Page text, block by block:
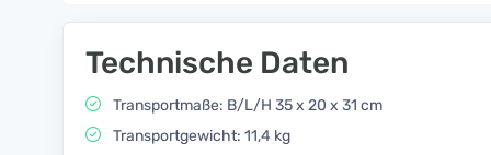
Technische Daten
Transportmaße: B/L/H 35 x 20 x 31 cm
Transportgewicht: 11,4 kg